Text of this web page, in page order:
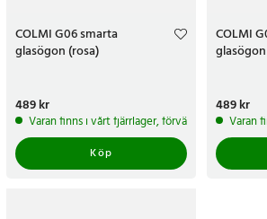
COLMI G06 smarta
glasögon (rosa)
Pris:489 kr
489 kr
Varan finns i vårt fjärrlager, förväntas skickas
Köp
COLMI
Pris:489 kr
489 kr
Varan